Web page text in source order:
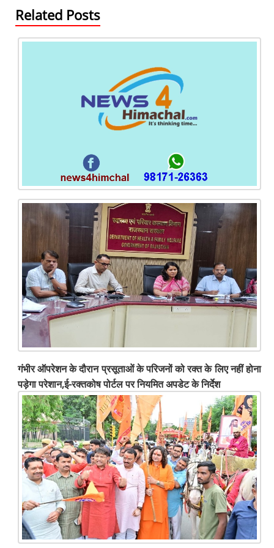
Related Posts
गंभीर ऑपरेशन के दौरान प्रसूताओं के परिजनों को रक्त के लिए नहीं होना
पड़ेगा परेशान,ई-रक्तकोष पोर्टल पर नियमित अपडेट के निर्देश